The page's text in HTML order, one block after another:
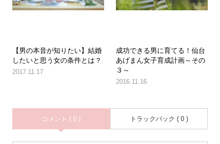
【男の本音が知りたい】結婚
したいと思う女の条件とは？
2017.11.17
成功できる男に育てる！仙台
あげまん女子育成計画～その
３～
2016.11.16
コメント ( 0 ) トラックバック ( 0 )